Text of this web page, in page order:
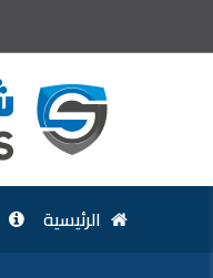
الرئيسية